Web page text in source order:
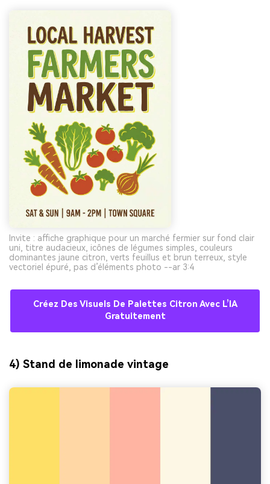
Invite : affiche graphique pour un marché fermier sur fond clair
uni, titre audacieux, icônes de légumes simples, couleurs
dominantes jaune citron, verts feuillus et brun terreux, style
vectoriel épuré, pas d’éléments photo --ar 3:4
Créez Des Visuels De Palettes Citron Avec L’IA
Gratuitement
4) Stand de limonade vintage